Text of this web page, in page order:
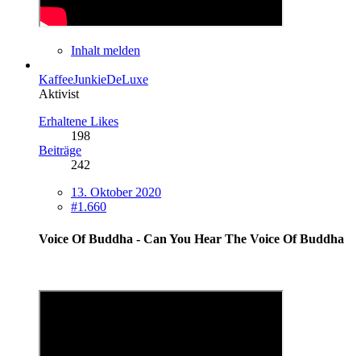
Inhalt melden
KaffeeJunkieDeLuxe
Aktivist
Erhaltene Likes
198
Beiträge
242
13. Oktober 2020
#1.660
Voice Of Buddha - Can You Hear The Voice Of Buddha